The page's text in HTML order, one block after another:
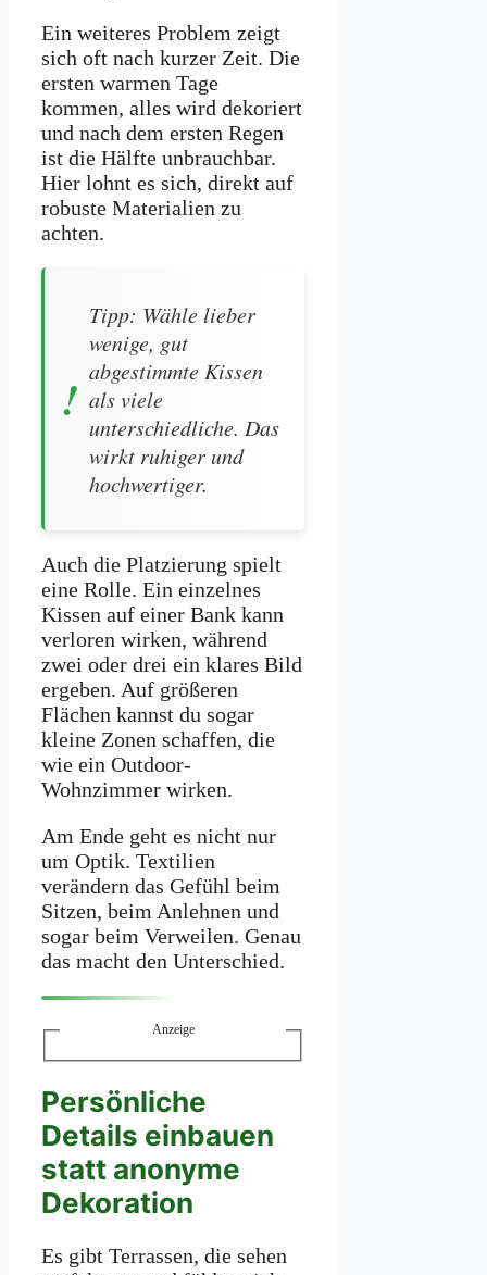
Ein weiteres Problem zeigt
sich oft nach kurzer Zeit. Die
ersten warmen Tage
kommen, alles wird dekoriert
und nach dem ersten Regen
ist die Hälfte unbrauchbar.
Hier lohnt es sich, direkt auf
robuste Materialien zu
achten.
Tipp: Wähle lieber
wenige, gut
abgestimmte Kissen
als viele
unterschiedliche. Das
wirkt ruhiger und
hochwertiger.
Auch die Platzierung spielt
eine Rolle. Ein einzelnes
Kissen auf einer Bank kann
verloren wirken, während
zwei oder drei ein klares Bild
ergeben. Auf größeren
Flächen kannst du sogar
kleine Zonen schaffen, die
wie ein Outdoor-
Wohnzimmer wirken.
Am Ende geht es nicht nur
um Optik. Textilien
verändern das Gefühl beim
Sitzen, beim Anlehnen und
sogar beim Verweilen. Genau
das macht den Unterschied.
Anzeige
Persönliche
Details einbauen
statt anonyme
Dekoration
Es gibt Terrassen, die sehen